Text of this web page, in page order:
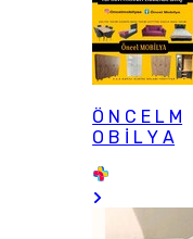
Ö N C E L M
O B İ L Y A